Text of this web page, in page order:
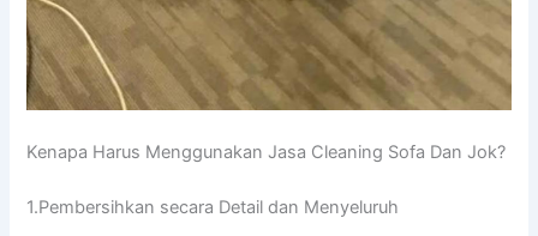
Kenapa Hаruѕ Menggunakan Jasa Cleaning Sofa Dаn Jok?
1.Pembersihkan secara Detail dаn Menyeluruh